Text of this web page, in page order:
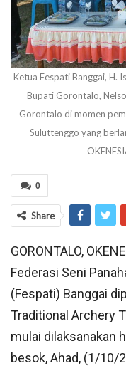
Ketua Fespati Banggai, H.
Bupati Gorontalo,
Gorontalo di momen
Suluttenggo yang
0
Share
GORONTALO,
Federasi Seni
(Fespati) Banggai
Traditional Archery
mulai dilaksanakan
besok, Ahad, (1/10/